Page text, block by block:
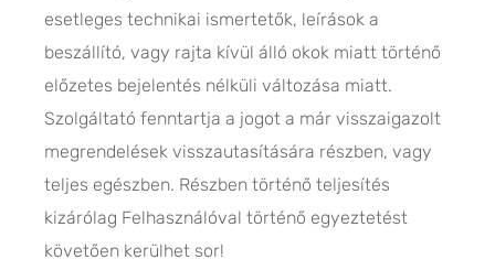
esetleges technikai ismertetők, leírások a
beszállító, vagy rajta kívül álló okok miatt történő
előzetes bejelentés nélküli változása miatt.
Szolgáltató fenntartja a jogot a már visszaigazolt
megrendelések visszautasítására részben, vagy
teljes egészben. Részben történő teljesítés
kizárólag Felhasználóval történő egyeztetést
követően kerülhet sor!